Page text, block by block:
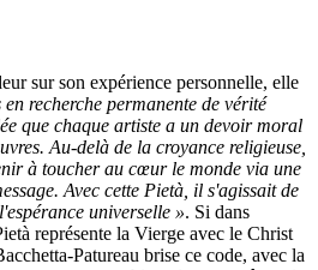
sur son expérience personnelle, elle
en recherche permanente de vérité
que chaque artiste a un devoir moral
Au-delà de la croyance religieuse,
à toucher au cœur le monde via une
Avec cette Pietà, il s'agissait de
universelle ». Si dans
représente la Vierge avec le Christ
Patureau brise ce code, avec la